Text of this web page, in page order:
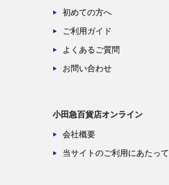
初めての方へ
ご利用ガイド
よくあるご質問
お問い合わせ
小田急百貨店オンライン
会社概要
当サイトのご利用にあたって